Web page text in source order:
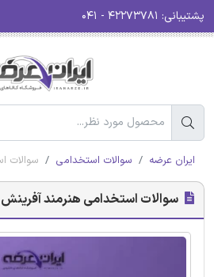
پشتیبانی:
ایران عرضه سوالات استخدامی سوالات
سوالات استخدامی هنرمند